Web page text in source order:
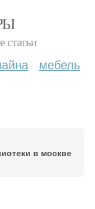
статьи
мебель
в москве